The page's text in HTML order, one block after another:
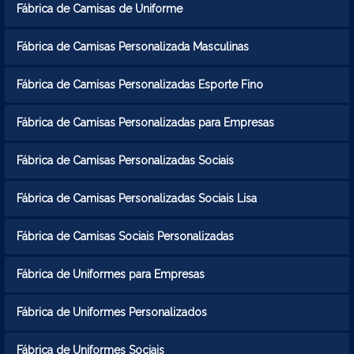
Fábrica de Camisas de Uniforme
Fábrica de Camisas Personalizada Masculinas
Fábrica de Camisas Personalizadas Esporte Fino
Fábrica de Camisas Personalizadas para Empresas
Fábrica de Camisas Personalizadas Sociais
Fábrica de Camisas Personalizadas Sociais Lisa
Fábrica de Camisas Sociais Personalizadas
Fábrica de Uniformes para Empresas
Fábrica de Uniformes Personalizados
Fábrica de Uniformes Sociais